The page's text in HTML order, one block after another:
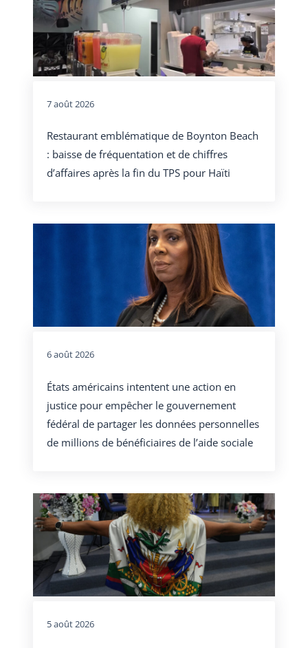
7 août 2026
Restaurant emblématique de Boynton Beach
: baisse de fréquentation et de chiffres
d’affaires après la fin du TPS pour Haïti
6 août 2026
États américains intentent une action en
justice pour empêcher le gouvernement
fédéral de partager les données personnelles
de millions de bénéficiaires de l’aide sociale
5 août 2026